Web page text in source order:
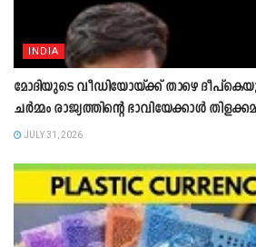
INDIA
മോദിയുടെ വീഡിയോയ്ക്ക് താഴെ
ചർമ്മം രാജ്യത്തിന്റെ ഭാവിയേക്കാൾ
JULY 31, 2026